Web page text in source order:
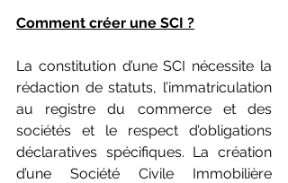
Comment créer une SCI ?
La constitution d’une SCI nécessite la
rédaction de statuts, l’immatriculation
au registre du commerce et des
sociétés et le respect d’obligations
déclaratives spécifiques. La création
d’une Société Civile Immobilière